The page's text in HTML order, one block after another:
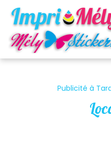
Publicité à
Panneau de gestion des cookies